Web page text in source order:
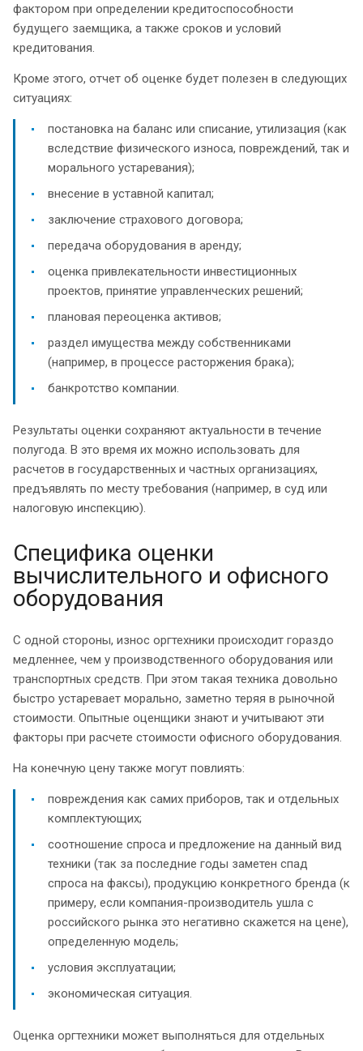
фактором при определении кредитоспособности
будущего заемщика, а также сроков и условий
кредитования.
Кроме этого, отчет об оценке будет полезен в следующих
ситуациях:
постановка на баланс или списание, утилизация (как
вследствие физического износа, повреждений, так и
морального устаревания);
внесение в уставной капитал;
заключение страхового договора;
передача оборудования в аренду;
оценка привлекательности инвестиционных
проектов, принятие управленческих решений;
плановая переоценка активов;
раздел имущества между собственниками
(например, в процессе расторжения брака);
банкротство компании.
Результаты оценки сохраняют актуальности в течение
полугода. В это время их можно использовать для
расчетов в государственных и частных организациях,
предъявлять по месту требования (например, в суд или
налоговую инспекцию).
Специфика оценки
вычислительного и офисного
оборудования
С одной стороны, износ оргтехники происходит гораздо
медленнее, чем у производственного оборудования или
транспортных средств. При этом такая техника довольно
быстро устаревает морально, заметно теряя в рыночной
стоимости. Опытные оценщики знают и учитывают эти
факторы при расчете стоимости офисного оборудования.
На конечную цену также могут повлиять:
повреждения как самих приборов, так и отдельных
комплектующих;
соотношение спроса и предложение на данный вид
техники (так за последние годы заметен спад
спроса на факсы), продукцию конкретного бренда (к
примеру, если компания-производитель ушла с
российского рынка это негативно скажется на цене),
определенную модель;
условия эксплуатации;
экономическая ситуация.
Оценка оргтехники может выполняться для отдельных